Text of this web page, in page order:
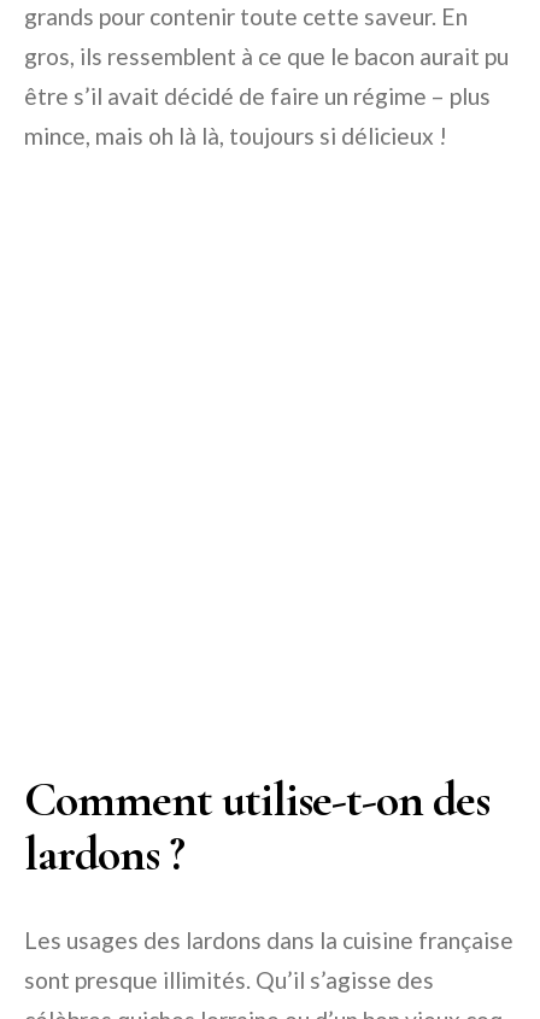
grands pour contenir toute cette saveur. En
gros, ils ressemblent à ce que le bacon aurait pu
être s’il avait décidé de faire un régime – plus
mince, mais oh là là, toujours si délicieux !
Comment utilise-t-on des
lardons ?
Les usages des lardons dans la cuisine française
sont presque illimités. Qu’il s’agisse des